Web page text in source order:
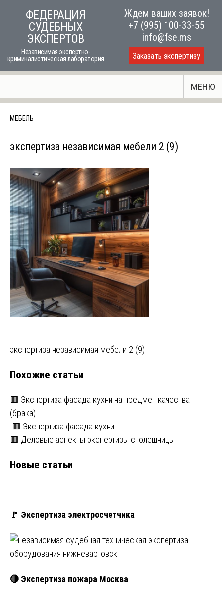
ФЕДЕРАЦИЯ
СУДЕБНЫХ
ЭКСПЕРТОВ
Независимая экспертно-
криминалистическая лаборатория
Ждем ваших заявок!
+7 (995) 100-33-55
info@fse.ms
Заказать экспертизу
МЕНЮ
МЕБЕЛЬ
экспертиза независимая мебели 2 (9)
Навигация
по
записям
экспертиза независимая мебели 2 (9)
Похожие статьи
🟥 Экспертиза фасада кухни на предмет качества
(брака)
🟥 Экспертиза фасада кухни
🟥 Деловые аспекты экспертизы столешницы
Новые статьи
🚩 Экспертиза электросчетчика
🔴 Экспертиза пожара Москва